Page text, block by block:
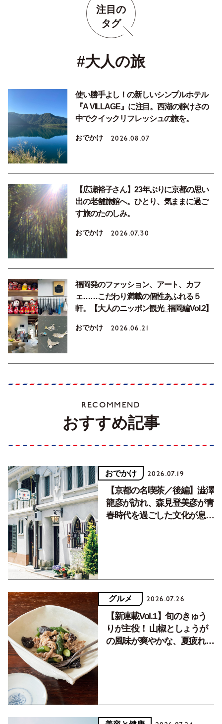
注目の
タグ
#大人の旅
使い勝手よし！の新しいシンプルホテル
『A VILLAGE』に注目。西湖の静けさの
中でクイックリフレッシュの旅を。
おでかけ 2026.08.07
【広瀬裕子さん】23年ぶりに京都の思い
出の老舗旅館へ。ひとり、気ままに過ご
す旅のたのしみ。
おでかけ 2026.07.30
福岡発のファッション、アート、カフ
ェ……こだわり満載の個性あふれる５
軒。【大人のニッポン観光_福岡編Vol.2】
おでかけ 2026.06.21
RECOMMEND
おすすめ記事
おでかけ 2026.07.19
【京都の名喫茶／後編】澁澤
龍彦が訪れ、森見登美彦が青
春時代を過ごした文化が息づ
グルメ 2026.07.26
【新連載Vol.1】旬のきゅう
りが主役！ 山椒としょうが
の風味が爽やかな、夏疲れを